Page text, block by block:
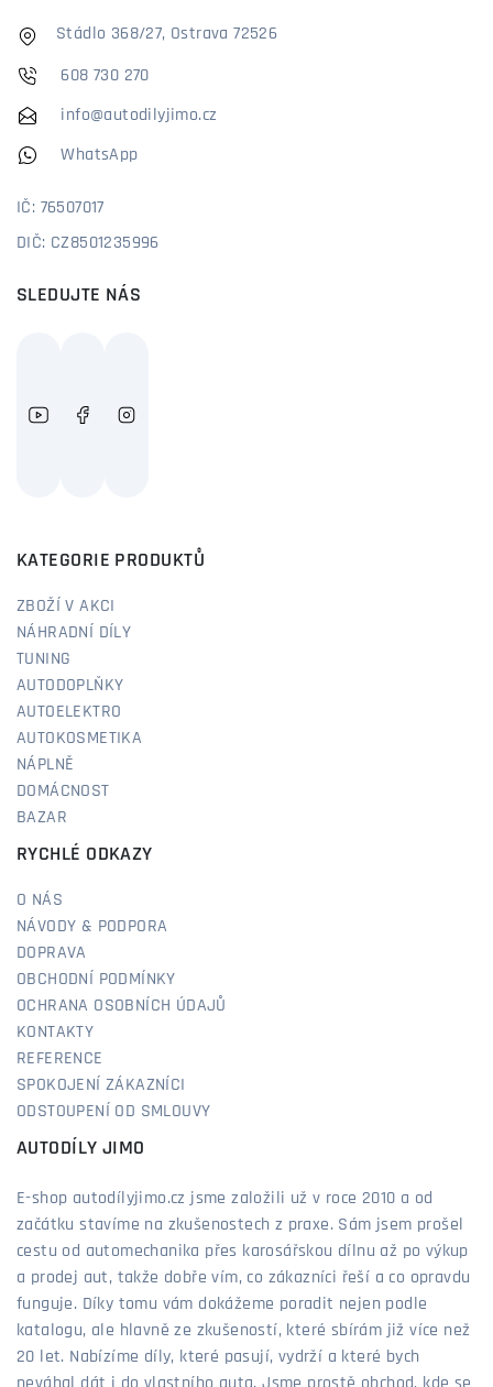
Stádlo 368/27, Ostrava 72526
608 730 270
info@autodilyjimo.cz
WhatsApp
IČ: 76507017
DIČ: CZ8501235996
SLEDUJTE NÁS
KATEGORIE PRODUKTŮ
ZBOŽÍ V AKCI
NÁHRADNÍ DÍLY
TUNING
AUTODOPLŇKY
AUTOELEKTRO
AUTOKOSMETIKA
NÁPLNĚ
DOMÁCNOST
BAZAR
RYCHLÉ ODKAZY
O NÁS
NÁVODY & PODPORA
DOPRAVA
OBCHODNÍ PODMÍNKY
OCHRANA OSOBNÍCH ÚDAJŮ
KONTAKTY
REFERENCE
SPOKOJENÍ ZÁKAZNÍCI
ODSTOUPENÍ OD SMLOUVY
AUTODÍLY JIMO
E-shop autodílyjimo.cz jsme založili už v roce 2010 a od
začátku stavíme na zkušenostech z praxe. Sám jsem prošel
cestu od automechanika přes karosářskou dílnu až po výkup
a prodej aut, takže dobře vím, co zákazníci řeší a co opravdu
funguje. Díky tomu vám dokážeme poradit nejen podle
katalogu, ale hlavně ze zkušeností, které sbírám již více než
20 let. Nabízíme díly, které pasují, vydrží a které bych